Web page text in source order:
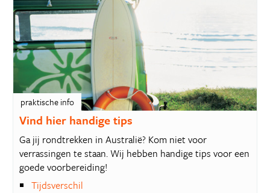
praktische info
Vind hier handige tips
Ga jij rondtrekken in Australië? Kom niet voor
verrassingen te staan. Wij hebben handige tips voor een
goede voorbereiding!
Tijdsverschil